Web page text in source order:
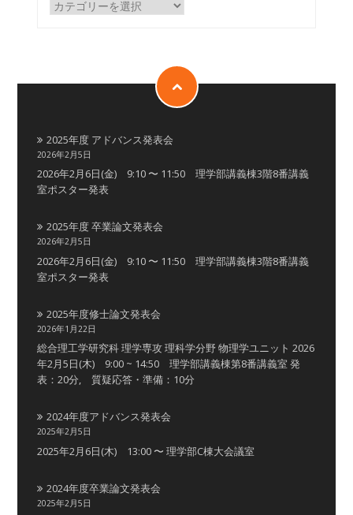
2025年度 アドバンス発表会
2026年2月5日
2026年2月6日(金) 9:10 〜 11:50 理学部講義棟3階8番講義
室ポスター発表
2025年度 卒業論文発表会
2026年2月5日
2026年2月6日(金) 9:10 〜 11:50 理学部講義棟3階8番講義
室ポスター発表
2025年度修士論文発表会
2026年1月22日
総合理工学研究科 理学専攻 理科学分野 物理学ユニット 2026
年2月5日(木) 9:00 ~ 14:50 理学部講義棟第8番講義室 発
表：20分, 質疑応答・準備：10分
2024年度アドバンス発表会
2025年2月5日
2025年2月6日(木) 13:00 〜 理学部C棟大会議室
2024年度卒業論文発表会
2025年2月5日